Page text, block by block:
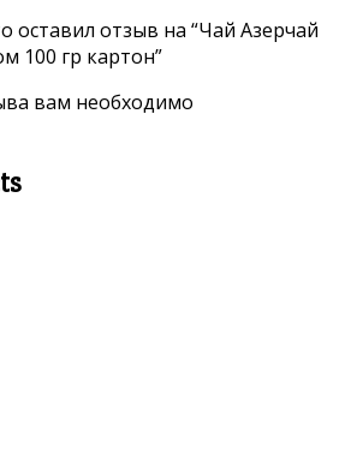
оставил отзыв на “Чай Азерчай
100 гр картон”
вам необходимо